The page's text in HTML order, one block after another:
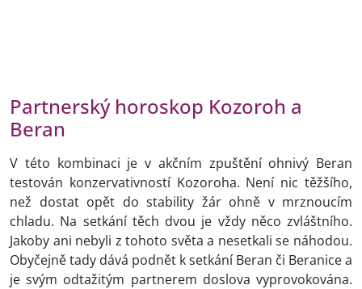
Partnerský horoskop Kozoroh a
Beran
V této kombinaci je v akčním zpuštění ohnivý Beran
testován konzervativností Kozoroha. Není nic těžšího,
než dostat opět do stability žár ohně v mrznoucím
chladu. Na setkání těch dvou je vždy něco zvláštního.
Jakoby ani nebyli z tohoto světa a nesetkali se náhodou.
Obyčejně tady dává podnět k setkání Beran či Beranice a
je svým odtažitým partnerem doslova vyprovokována.